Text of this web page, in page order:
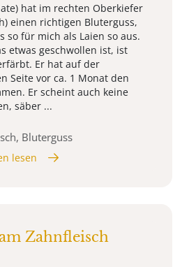
hat im rechten Oberkiefer
einen richtigen Bluterguss,
so für mich als Laien so aus.
etwas geschwollen ist, ist
Er hat auf der
Seite vor ca. 1 Monat den
Er scheint auch keine
säber ...
Bluterguss
lesen
Zahnfleisch